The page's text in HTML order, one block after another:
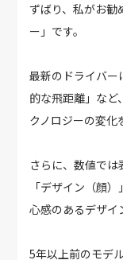
ずばり、私がお勧
ー」です。
最新のドライバー
的な飛距離」など
クノロジーの変化
さらに、数値では
「デザイン（顔
心感のあるデザイ
5年以上前のモデ